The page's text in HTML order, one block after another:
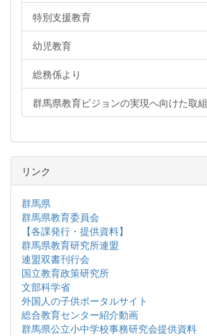
特別支援教育
幼児教育
総務係より
群馬県教育ビジョンの実現へ向けた取組
リンク
群馬県
群馬県教育委員会
【各課発行・提供資料】
群馬県教育研究所連盟
連盟双書刊行会
国立教育政策研究所
文部科学省
外国人の子供ポータルサイト
総合教育センター紹介動画
群馬県公立小中学校事務研究会提供資料